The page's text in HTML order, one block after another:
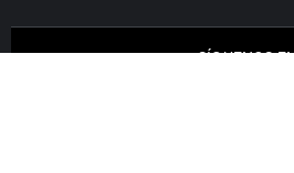
SÍGUENOS